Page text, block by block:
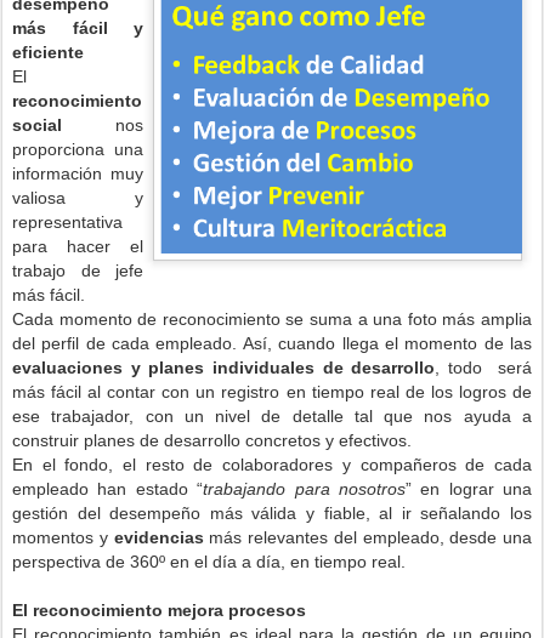
más fácil y
eficiente
El
reconocimiento
social nos
proporciona una
información muy
valiosa y
representativa
para hacer
el
trabajo de jefe
más fácil
Cada momento de reconocimiento se suma a una foto más amplia
del perfil de cada empleado. Así, cuando llega el momento de las
evaluaciones y planes individuales de desarrollo , todo
será
más fácil al contar con un registro en tiempo real delos logros de
ese trabajador, con un nivel de detalle tal que nos ayuda a
construir planes de desarrollo concretos y efectivos
En el fondo, el resto de colaboradores y compañeros de cada
empleado han estado “trabajando para nosotros” en lograr una
gestión del desempeño más válida y fiable, al ir señalando los
momentos y evidencias más relevantes del empleado, desde una
perspectiva de 360º en el día a día, en tiempo real.
El reconocimiento mejora procesos